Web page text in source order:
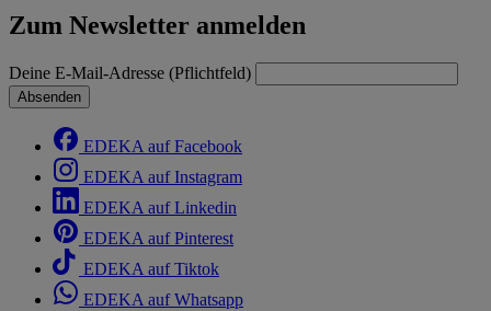
Zum Newsletter anmelden
Deine E-Mail-Adresse (Pflichtfeld)
Absenden
EDEKA auf Facebook
EDEKA auf Instagram
EDEKA auf Linkedin
EDEKA auf Pinterest
EDEKA auf Tiktok
EDEKA auf Whatsapp